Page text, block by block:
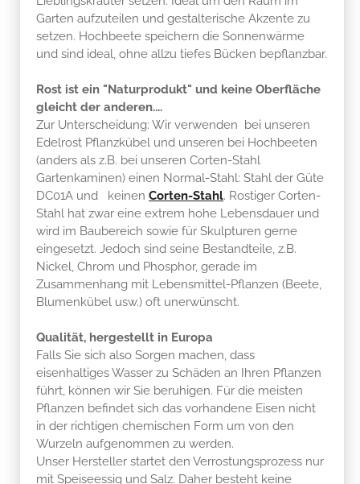
Garten aufzuteilen und gestalterische Akzente zu
setzen. Hochbeete speichern die Sonnenwärme
und sind ideal, ohne allzu tiefes Bücken bepflanzbar.
Rost ist ein "Naturprodukt" und keine Oberfläche
gleicht der anderen....
Zur Unterscheidung: Wir verwenden bei unseren
Edelrost Pflanzkübel und unseren bei Hochbeeten
(anders als z.B. bei unseren Corten-Stahl
Gartenkaminen) einen Normal-Stahl: Stahl der Güte
DC01A und keinen Corten-Stahl. Rostiger Corten-
Stahl hat zwar eine extrem hohe Lebensdauer und
wird im Baubereich sowie für Skulpturen gerne
eingesetzt. Jedoch sind seine Bestandteile, z.B.
Nickel, Chrom und Phosphor, gerade im
Zusammenhang mit Lebensmittel-Pflanzen (Beete,
Blumenkübel usw.) oft unerwünscht.
Qualität, hergestellt in Europa
Falls Sie sich also Sorgen machen, dass
eisenhaltiges Wasser zu Schäden an Ihren Pflanzen
führt, können wir Sie beruhigen. Für die meisten
Pflanzen befindet sich das vorhandene Eisen nicht
in der richtigen chemischen Form um von den
Wurzeln aufgenommen zu werden.
Unser Hersteller startet den Verrostungsprozess nur
mit Speiseessig und Salz. Daher besteht keine